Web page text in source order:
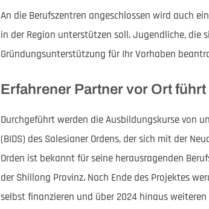
An die Berufszentren angeschlossen wird auch
in der Region unterstützen soll. Jugendliche, die
Gründungsunterstützung für Ihr Vorhaben
Erfahrener Partner vor Ort
Durchgeführt werden die Ausbildungskurse von
(BIDS) des Salesianer Ordens, der sich mit der
Orden ist bekannt für seine herausragenden
der Shillong Provinz. Nach Ende des Projektes
selbst finanzieren und über 2024 hinaus